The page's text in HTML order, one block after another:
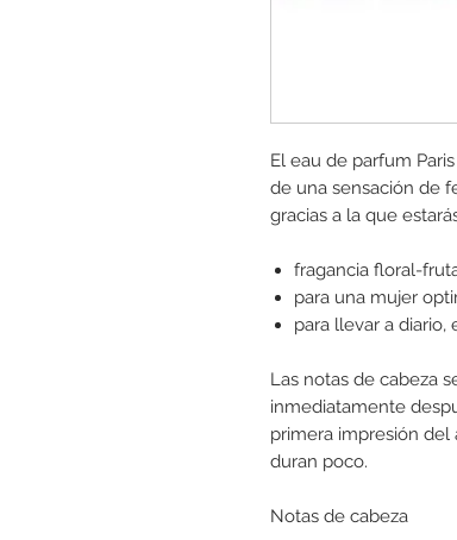
El eau de parfum
de una sensación de
gracias a la que
fragancia floral-
para una mujer
para llevar a diario,
Las notas de cabeza
inmediatamente
primera impresión
duran poco.
Notas de cabeza